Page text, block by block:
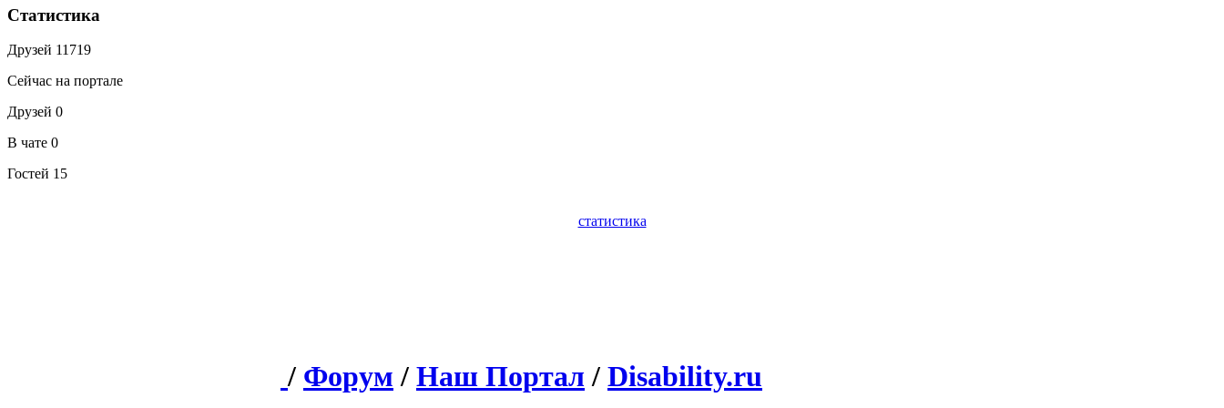
Статистика
Друзей 11719
Сейчас на портале
Друзей 0
В чате 0
Гостей 15
статистика
/ Форум / Наш Портал / Disability.ru